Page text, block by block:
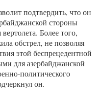
подтвердить, что он
стороны
Более того,
обстрел, не позволяя
этой беспрецедентной
для азербайджанской
политического
он.